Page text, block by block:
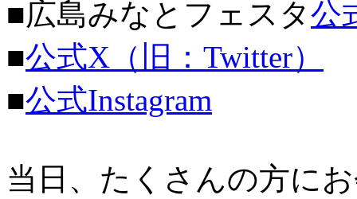
■広島みなとフェスタ公
■公式X（旧：Twitter）
■公式Instagram
当日、たくさんの方に